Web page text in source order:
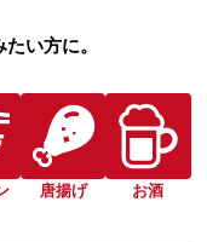
い方に。
唐揚げ お酒